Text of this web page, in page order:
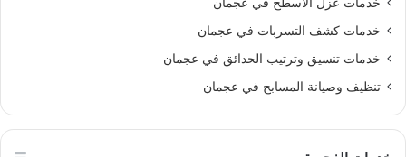
خدمات عزل الأسطح في عجمان
خدمات كشف التسربات في عجمان
خدمات تنسيق وترتيب الحدائق في عجمان
تنظيف وصيانة المسابح في عجمان